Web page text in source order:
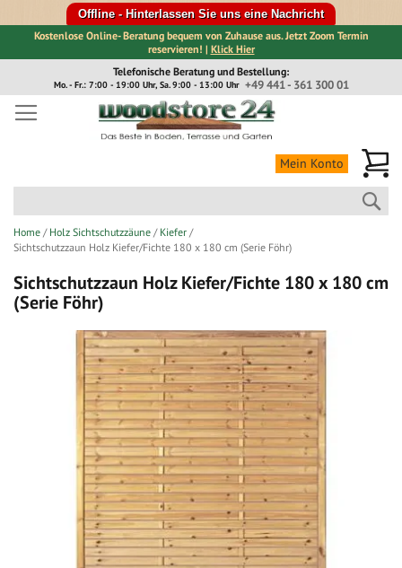
Offline - Hinterlassen Sie uns eine Nachricht
Kostenlose Online- Beratung bequem von Zuhause aus. Jetzt Zoom Termin
reservieren! | Klick Hier
Inhalt
Telefonische Beratung und Bestellung:
+49 441 - 361 300 01
Mo. - Fr.: 7:00 - 19:00 Uhr, Sa. 9:00 - 13:00 Uhr
Mein Konto
Home Holz Sichtschutzzäune
Kiefer
Sichtschutzzaun Holz Kiefer/Fichte 180 x 180 cm (Serie Föhr)
Sichtschutzzaun Holz Kiefer/Fichte 180 x 180 cm
(Serie Föhr)
Bildergalerie